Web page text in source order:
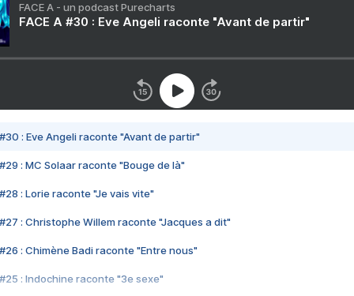
FACE A - un podcast Purecharts
FACE A #30 : Eve Angeli raconte "Avant de partir"
#30 : Eve Angeli raconte "Avant de partir"
#29 : MC Solaar raconte "Bouge de là"
#28 : Lorie raconte "Je vais vite"
#27 : Christophe Willem raconte "Jacques a dit"
#26 : Chimène Badi raconte "Entre nous"
#25 : Indochine raconte "3e sexe"